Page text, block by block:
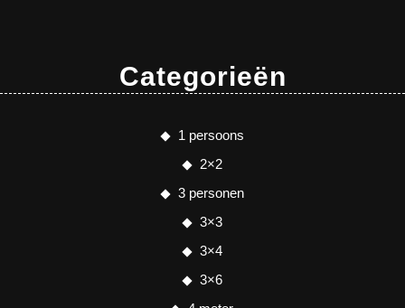
Categorieën
1 persoons
2×2
3 personen
3×3
3×4
3×6